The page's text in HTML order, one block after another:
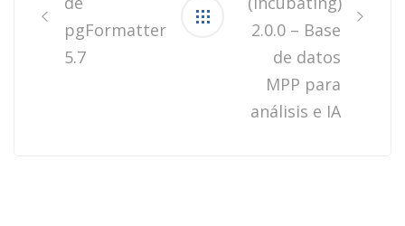
pgFormatter
5.7
2.0.0 – Base
de datos
MPP para
análisis e IA